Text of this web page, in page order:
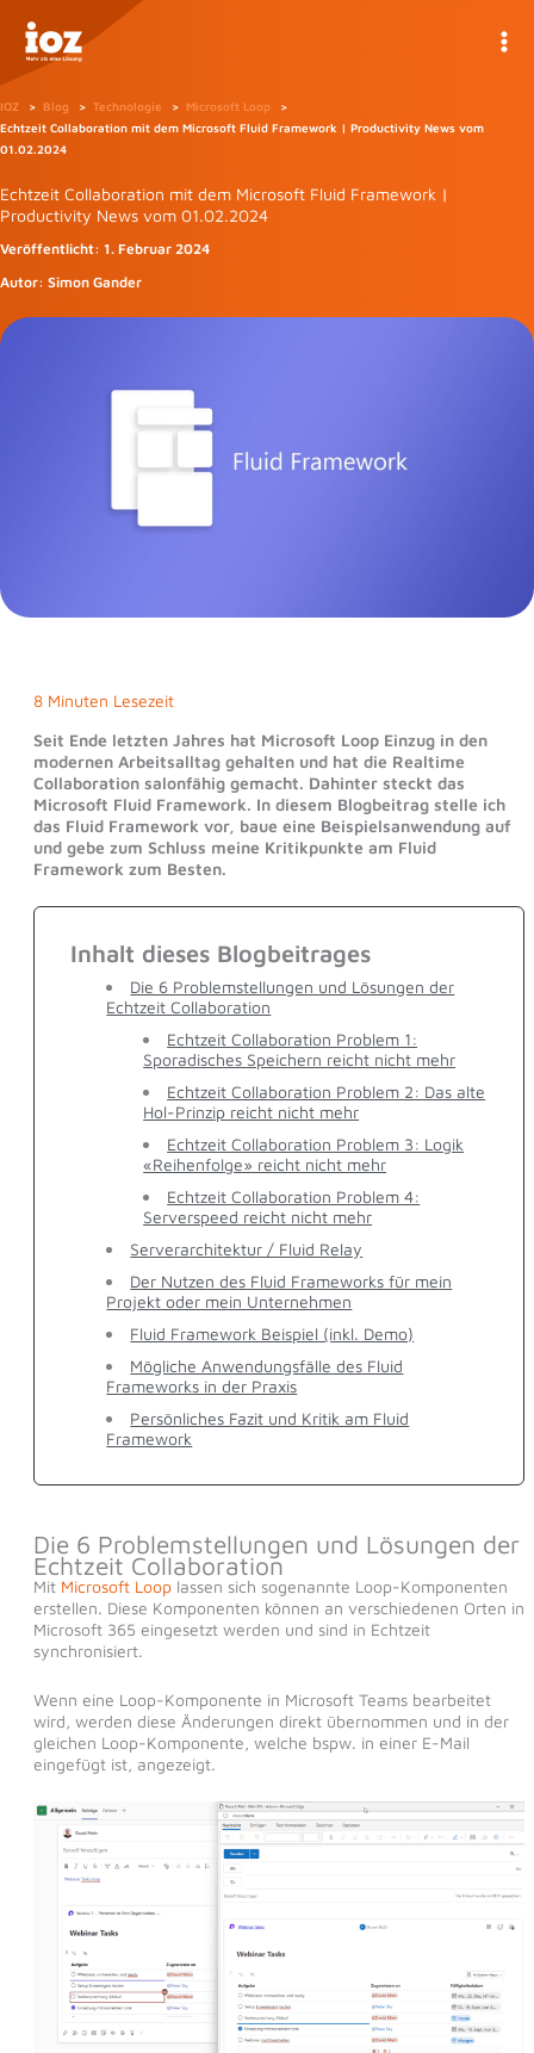
Inhalt
springen
IOZ Blog Technologie
Microsoft Loop
Echtzeit Collaboration mit dem Microsoft Fluid Framework | Productivity News vom
01.02.2024
Echtzeit Collaboration mit dem Microsoft Fluid Framework |
Productivity News vom 01.02.2024
Veröffentlicht: 1. Februar 2024
Autor: Simon Gander
8 Minuten Lesezeit
Seit Ende letzten Jahres hat Microsoft Loop Einzug in den
modernen Arbeitsalltag gehalten und hat die Realtime
Collaboration salonfähig gemacht. Dahinter steckt das
Microsoft Fluid Framework. In diesem Blogbeitrag stelle ich
das Fluid Framework vor, baue eine Beispielsanwendung auf
und gebe zum Schluss meine Kritikpunkte am Fluid
Framework zum Besten.
Inhalt dieses Blogbeitrages
Die 6 Problemstellungen und Lösungen der
Echtzeit Collaboration
Echtzeit Collaboration Problem 1:
Sporadisches Speichern reicht nicht mehr
Echtzeit Collaboration Problem 2: Das alte
Hol-Prinzip reicht nicht mehr
Echtzeit Collaboration Problem 3: Logik
«Reihenfolge» reicht nicht mehr
Echtzeit Collaboration Problem 4:
Serverspeed reicht nicht mehr
Serverarchitektur / Fluid Relay
Der Nutzen des Fluid Frameworks für mein
Projekt oder mein Unternehmen
Fluid Framework Beispiel (inkl. Demo)
Mögliche Anwendungsfälle des Fluid
Frameworks in der Praxis
Persönliches Fazit und Kritik am Fluid
Framework
Die 6 Problemstellungen und Lösungen der
Echtzeit Collaboration
Mit Microsoft Looplassen sich sogenannte Loop-Komponenten
erstellen. Diese Komponenten können an verschiedenen Orten in
Microsoft 365 eingesetzt werden und sind in Echtzeit
synchronisiert.
Wenn eine Loop-Komponente in Microsoft Teams bearbeitet
wird, werden diese Änderungen direkt übernommen und in der
gleichen Loop-Komponente, welche bspw. in einer E-Mail
eingefügt ist, angezeigt.